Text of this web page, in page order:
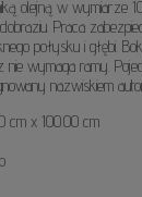
olejną w wymiarze
Praca
połysku i głębi.
nie wymaga ramy.
nazwiskiem
cm x 100.00 cm